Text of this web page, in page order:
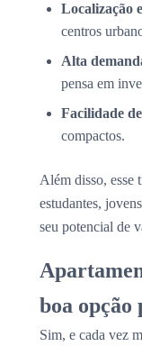
Localização
centros
Alta
pensa em
Facilidade
compactos.
Além disso, esse
estudantes,
seu potencial de
boa
Sim, e cada vez